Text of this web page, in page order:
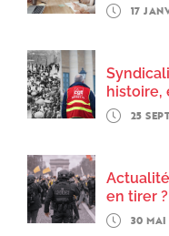
17
histoire,
25
en tirer ?
30